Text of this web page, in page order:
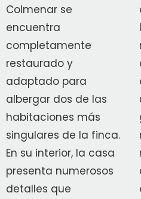
Colmenar se
encuentra
completamente
restaurado y
adaptado para
albergar dos de las
habitaciones más
singulares de la finca.
En su interior, la casa
presenta numerosos
detalles que
colmenas, las
lámparas de las
mesillas son
auténticos botes de
cristal que se
utilizaban para
guardar la miel o el
mismo suelo, ahora
recubierto de baldosas
de suelo hidráulico de
diseño original y forma